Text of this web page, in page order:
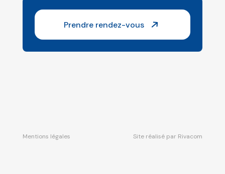
Prendre rendez-vous
Mentions légales Site réalisé par Rivacom